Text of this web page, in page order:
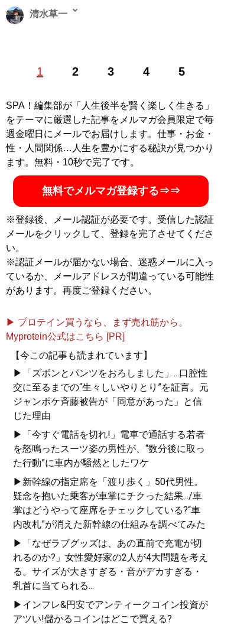
1 2 3 4 5
清水草一
ター。『そのフェラーリください!!
』をはじめとするお
路の謎 』などの著作で道路交通ジャーナリストとしても
活動中
記事一覧へ
SPA！編集部が「人生後半を賢く楽しく生きる」
をテーマに厳選した記事をメルマガ会員限定で毎
週金曜日にメールでお届けします。仕事・お金・
性・人間関係…人生を豊かにする秘訣が見つかり
ます。無料・10秒で完了です。
無料でメルマガ登録する⇒⇒
※登録後、メール認証が必要です。受信した認証
メールをクリックして、登録を完了させてくださ
い。
※認証メールが届かない場合、迷惑メールに入っ
ているか、メールアドレスが間違っている可能性
があります。再度ご登録ください。
▶ プロテイン買うなら、まず売れ筋から。
Myprotein公式はこちら [PR]
【今この記事も読まれています】
▶「ズボンとパンツをおろしました」...口腔性
交に至るまでの“生々しいやりとり”を証言。元
ジャンポケ斉藤被告が「同意があった」と信
じた理由
▶「今すぐ電話を切れ!」電車で通話する若者
を怒鳴ったスーツ姿の男性が、“数分後に取っ
た行動”に車内が騒然としたワケ
▶新幹線の指定席を「渡り歩く」50代男性。
疑念を抱いた乗客が車掌にチクった結果.../車
掌はどうやって座席をチェックしている?“車
内改札”が消えた新幹線の仕組みを調べてみた
▶「なぜラブグッズは、あの直前で充電が切
れるのか?」女性愛好家の2人が4大問題を考え
る。サイズが大きすぎる・音がデカすぎる・
乳首に当てられる...
▶インフレ&円安でアンティークコイン投資が
アツい!儲かるコインはどこで買える?